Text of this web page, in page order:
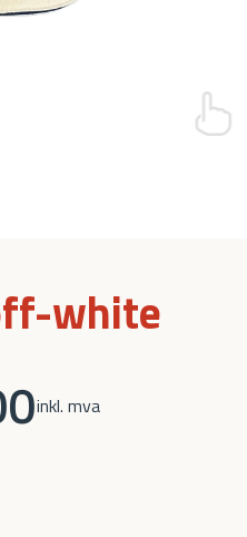
white
inkl. mva